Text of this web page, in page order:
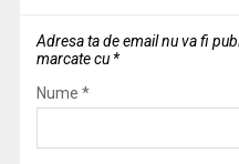
Adresa ta de email nu va fi
marcate cu *
Nume *